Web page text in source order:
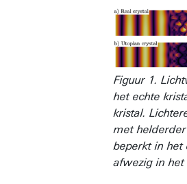
Figuur 1.
het echte
kristal.
met
beperkt in het
afwezig in